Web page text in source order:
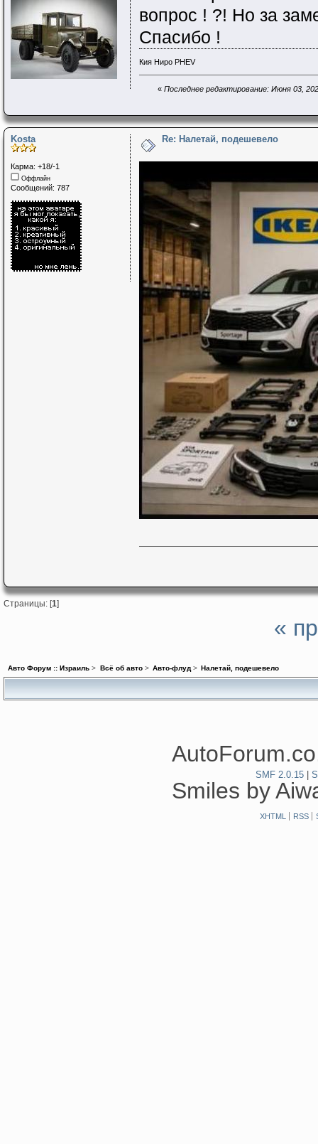
вопрос ! ?! Но за
Спасибо !
Кия Ниро PHEV
« Последнее редактирование: Июня 03,
Kosta
Карма: +18/-1
Оффлайн
Сообщений: 787
Re: Налетай, подешевело
Страницы: [1]
«
Авто Форум :: Израиль > Всё об авто> Авто-флуд> Налетай, подешевело
SMF 2.0.15
Smiles by
XHTML RSS